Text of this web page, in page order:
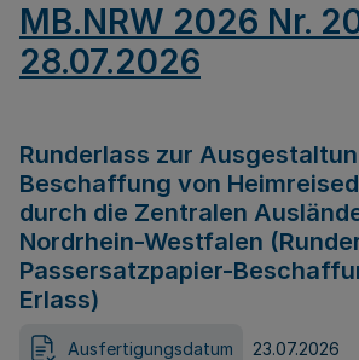
MB.NRW 2026 Nr.
28.07.2026
Runderlass zur
Beschaffung von
durch die Zentralen
Nordrhein-Westfalen
Passersatzpapier-
Erlass)
Ausfertigungsdatum 23.07.2026